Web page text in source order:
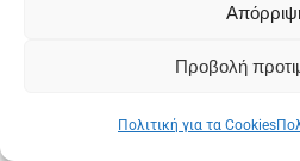
Προβολή
Πολιτική για τα Cookies